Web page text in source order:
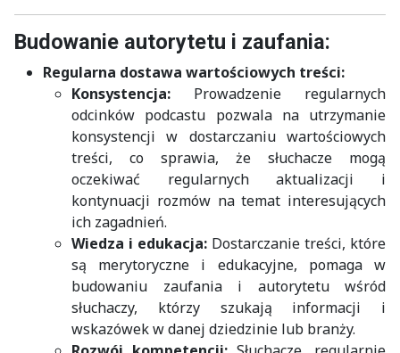
Budowanie autorytetu i zaufania:
Regularna dostawa wartościowych treści:
Konsystencja: Prowadzenie regularnych
odcinków podcastu pozwala na utrzymanie
konsystencji w dostarczaniu wartościowych
treści, co sprawia, że słuchacze mogą
oczekiwać regularnych aktualizacji i
kontynuacji rozmów na temat interesujących
ich zagadnień.
Wiedza i edukacja: Dostarczanie treści, które
są merytoryczne i edukacyjne, pomaga w
budowaniu zaufania i autorytetu wśród
słuchaczy, którzy szukają informacji i
wskazówek w danej dziedzinie lub branży.